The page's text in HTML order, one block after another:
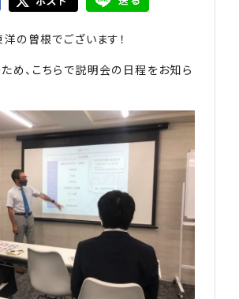
洋の曽根でございます！
め、こちらで説明会の日程をお知ら